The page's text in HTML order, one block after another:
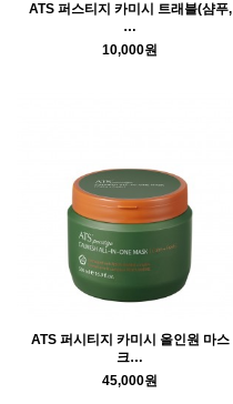
ATS 퍼스티지 카미시 트래블(샴푸,
…
10,000원
ATS 퍼시티지 카미시 올인원 마스
크…
45,000원